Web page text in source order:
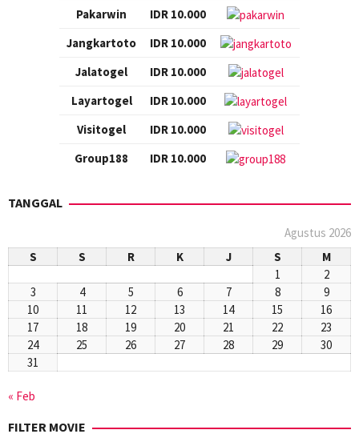
Pakarwin
IDR 10.000
Jangkartoto
IDR 10.000
Jalatogel
IDR 10.000
Layartogel
IDR 10.000
Visitogel
IDR 10.000
Group188
IDR 10.000
TANGGAL
Agustus 2026
S
S R K J S
M
1
2
3
4 5 6 7 8
9
10
11 12 13 14 15
16
17
18 19 20 21 22
23
24
25 26 27 28 29
30
31
« Feb
FILTER MOVIE